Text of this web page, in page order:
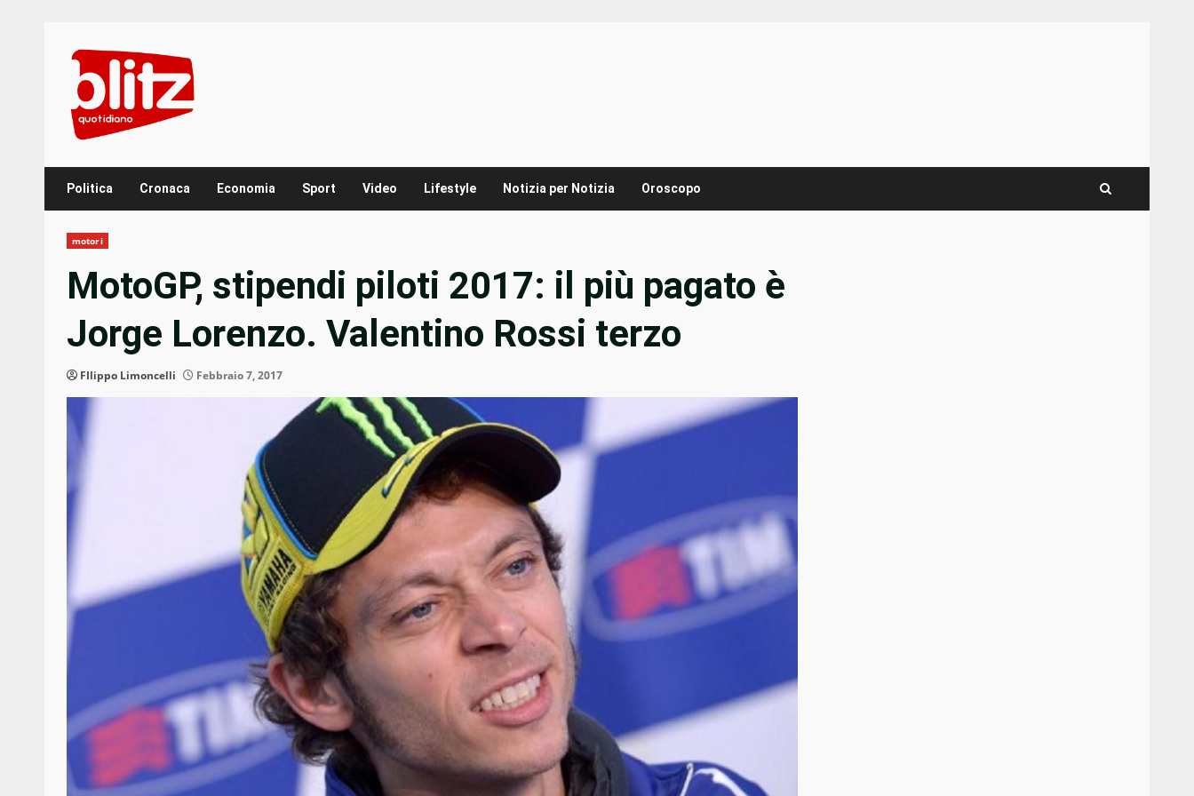
content
Politica Cronaca Economia Sport Video Lifestyle Notizia per Notizia Oroscopo
motori
MotoGP, stipendi piloti 2017: il più pagato è
Jorge Lorenzo. Valentino Rossi terzo
FIlippo Limoncelli Febbraio 7, 2017